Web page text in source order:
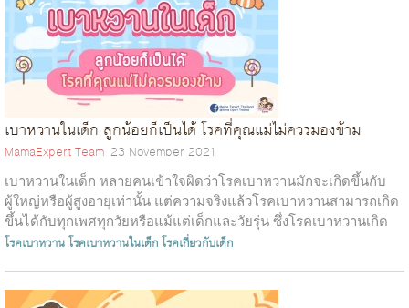
เบาหวานในเด็ก ลูกน้อยก็เป็นได้ โรคที่คุณแม่ไม่ควรมองข้าม
MamaExpert Team 23 November 2021
เบาหวานในเด็ก หลายคนเข้าใจผิดว่าโรคเบาหวานมักจะเกิดขึ้นกับ
ผู้ใหญ่หรือผู้สูงอายุเท่านั้น แต่ความจริงแล้วโรคเบาหวานสามารถเกิด
ขึ้นได้กับทุกเพศทุกวัยหรือแม้แต่เด็กและวัยรุ่น ซึ่งโรคเบาหวานเกิด
จากร่าง...
โรคเบาหวานโรคเบาหวานในเด็กโรคเกี่ยวกับเด็ก